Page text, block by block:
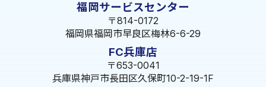
福岡サービスセンター
〒814-0172
福岡県福岡市早良区梅林6-6-29
FC兵庫店
〒653-0041
兵庫県神戸市長田区久保町10-2-19-1F